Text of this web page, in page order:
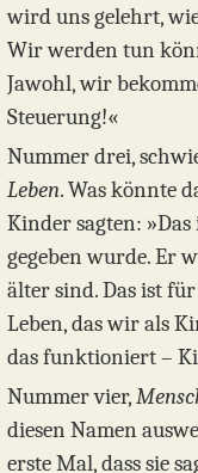
wird uns gelehrt,
Wir werden tun
Jawohl, wir
Steuerung!«
Nummer drei,
Leben. Was könnte
Kinder sagten: »Das
gegeben wurde. Er
älter sind. Das ist
Leben, das wir als
das funktioniert –
Nummer vier,
diesen Namen
erste Mal, dass sie